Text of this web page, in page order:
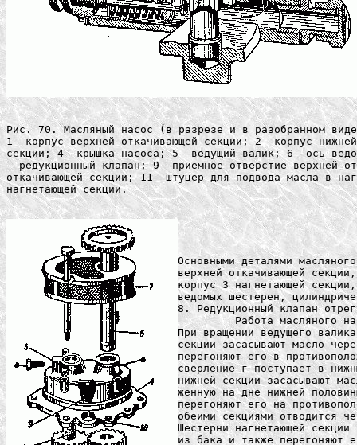
Рис. 70. Масляный насос (в разрезе и в разобранном
1— корпус верхней откачивающей секции; 2— корпус
секции; 4— крышка насоса; 5— ведущий валик; 6— ось
— редукционный клапан; 9— приемное отверстие верхней
откачивающей секции; 11— штуцер для подвода масла в
нагнетающей секции.
Основными деталями
верхней откачивающей
корпус 3 нагнетающей
ведомых шестерен,
8. Редукционный клапан
	 Работа масляного насоса
При вращении ведущего
секции засасывают масло
перегоняют его в
сверление г поступает в
нижней секции засасывают
женную на дне нижней
перегоняют его на
обеими секциями отводится
Шестерни нагнетающей
из бака и также перегоняют